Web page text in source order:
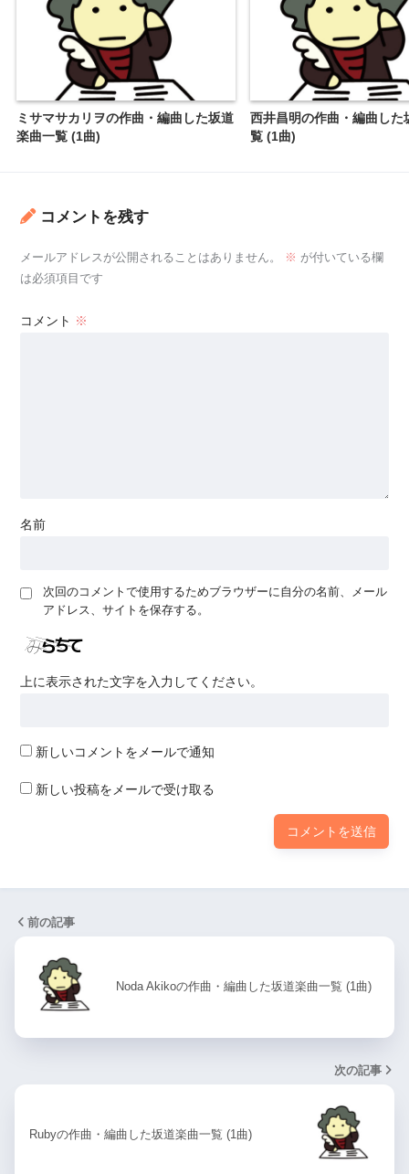
ミサマサカリヲの作曲・編曲した坂道
楽曲一覧 (1曲)
西井昌明の作曲・編曲した
覧 (1曲)
コメントを残す
メールアドレスが公開されることはありません。 ※ が付いている欄
は必須項目です
コメント ※
名前
次回のコメントで使用するためブラウザーに自分の名前、メール
アドレス、サイトを保存する。
上に表示された文字を入力してください。
新しいコメントをメールで通知
新しい投稿をメールで受け取る
前の記事
Noda Akikoの作曲・編曲した坂道楽曲一覧 (1曲)
次の記事
Rubyの作曲・編曲した坂道楽曲一覧 (1曲)